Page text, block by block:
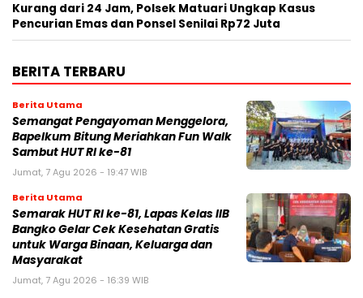
Kurang dari 24 Jam, Polsek Matuari Ungkap Kasus
Pencurian Emas dan Ponsel Senilai Rp72 Juta
BERITA TERBARU
Berita Utama
Semangat Pengayoman Menggelora,
Bapelkum Bitung Meriahkan Fun Walk
Sambut HUT RI ke-81
Jumat, 7 Agu 2026 - 19:47 WIB
Berita Utama
Semarak HUT RI ke-81, Lapas Kelas IIB
Bangko Gelar Cek Kesehatan Gratis
untuk Warga Binaan, Keluarga dan
Masyarakat
Jumat, 7 Agu 2026 - 16:39 WIB